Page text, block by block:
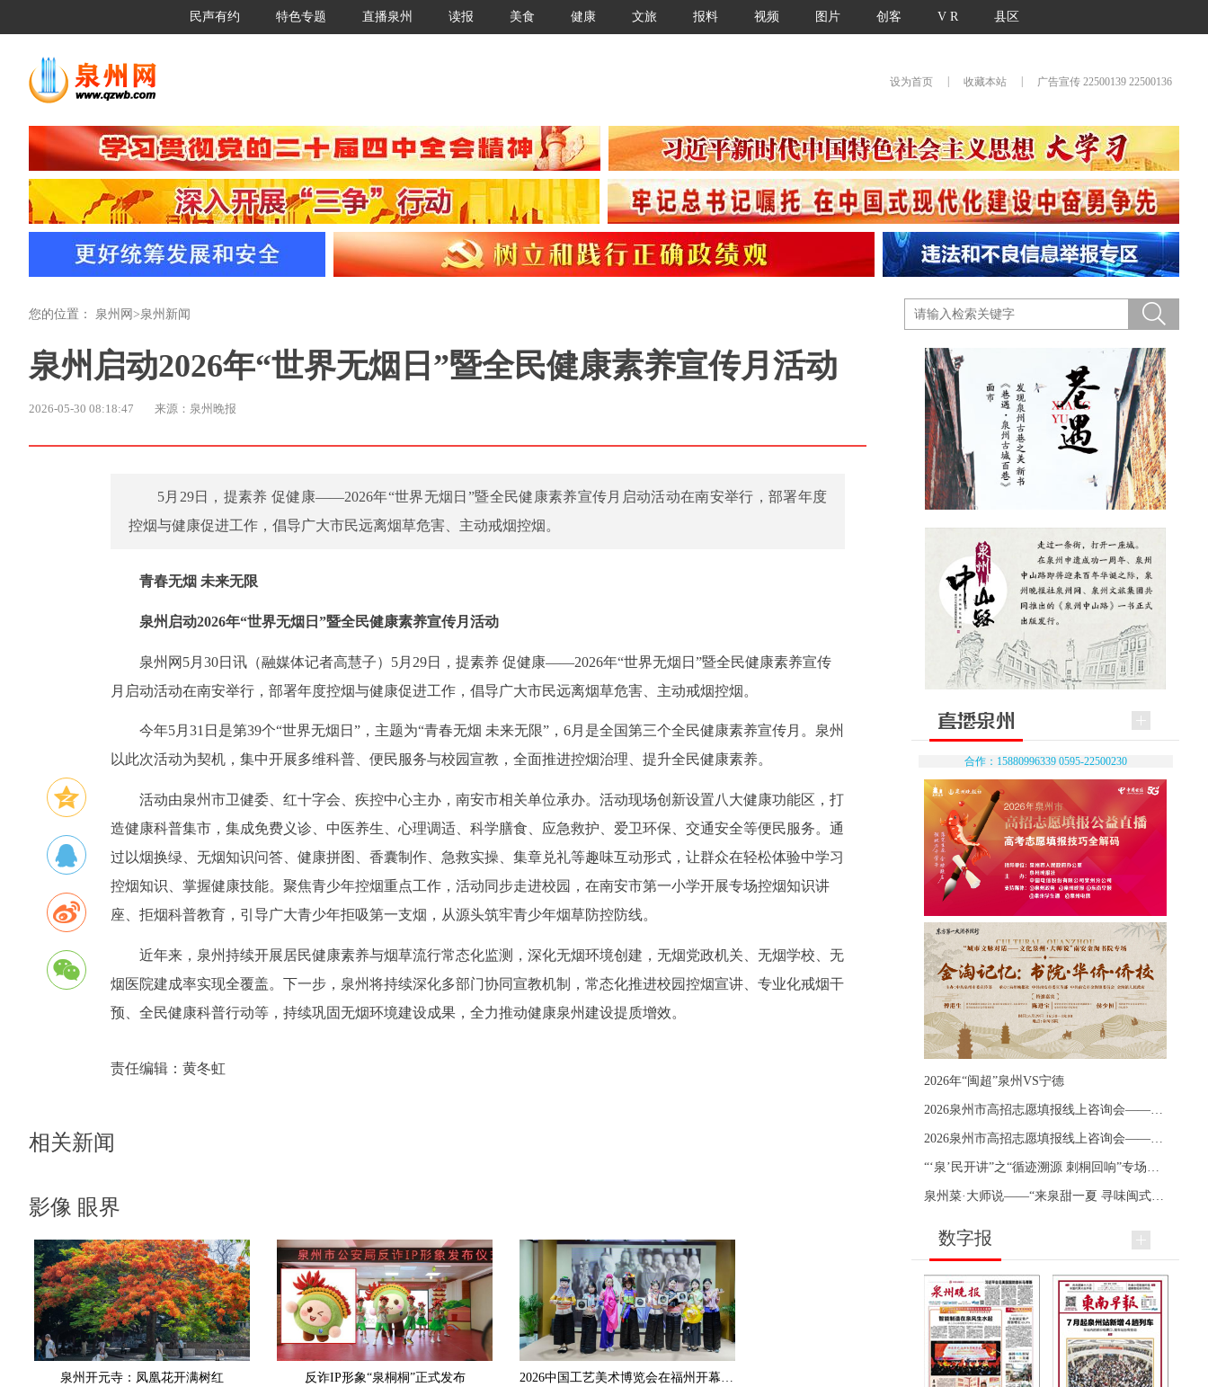
民声有约 特色专题 直播泉州 读报 美食 健康 文旅 报料 视频 图片 创客 V R 县区
设为首页 收藏本站 广告宣传 22500139 22500136
您的位置： 泉州网 >泉州新闻
泉州启动2026年“世界无烟日”暨全民健康素养宣传月活动
2026-05-30 08:18:47 来源：泉州晚报
5月29日，提素养 促健康——2026年“世界无烟日”暨全民健康素养宣传月启动活动在南安举行，部署年度
控烟与健康促进工作，倡导广大市民远离烟草危害、主动戒烟控烟。
青春无烟 未来无限
泉州启动2026年“世界无烟日”暨全民健康素养宣传月活动
泉州网5月30日讯（融媒体记者高慧子）5月29日，提素养 促健康——2026年“世界无烟日”暨全民健康素养宣传
月启动活动在南安举行，部署年度控烟与健康促进工作，倡导广大市民远离烟草危害、主动戒烟控烟。
今年5月31日是第39个“世界无烟日”，主题为“青春无烟 未来无限”，6月是全国第三个全民健康素养宣传月。泉州
以此次活动为契机，集中开展多维科普、便民服务与校园宣教，全面推进控烟治理、提升全民健康素养。
活动由泉州市卫健委、红十字会、疾控中心主办，南安市相关单位承办。活动现场创新设置八大健康功能区，打
造健康科普集市，集成免费义诊、中医养生、心理调适、科学膳食、应急救护、爱卫环保、交通安全等便民服务。通
过以烟换绿、无烟知识问答、健康拼图、香囊制作、急救实操、集章兑礼等趣味互动形式，让群众在轻松体验中学习
控烟知识、掌握健康技能。聚焦青少年控烟重点工作，活动同步走进校园，在南安市第一小学开展专场控烟知识讲
座、拒烟科普教育，引导广大青少年拒吸第一支烟，从源头筑牢青少年烟草防控防线。
近年来，泉州持续开展居民健康素养与烟草流行常态化监测，深化无烟环境创建，无烟党政机关、无烟学校、无
烟医院建成率实现全覆盖。下一步，泉州将持续深化多部门协同宣教机制，常态化推进校园控烟宣讲、专业化戒烟干
预、全民健康科普行动等，持续巩固无烟环境建设成果，全力推动健康泉州建设提质增效。
责任编辑： 黄冬虹
相关新闻
影像 眼界
泉州开元寺：凤凰花开满树红 反诈IP形象“泉桐桐”正式发布
合作：15880996339 0595-22500230
2026年“闽超”泉州VS宁德
数字报